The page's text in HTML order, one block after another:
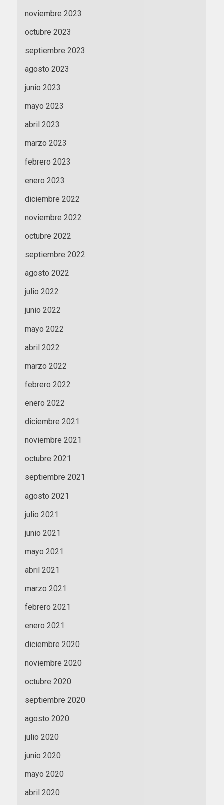
noviembre 2023
octubre 2023
septiembre 2023
agosto 2023
junio 2023
mayo 2023
abril 2023
marzo 2023
febrero 2023
enero 2023
diciembre 2022
noviembre 2022
octubre 2022
septiembre 2022
agosto 2022
julio 2022
junio 2022
mayo 2022
abril 2022
marzo 2022
febrero 2022
enero 2022
diciembre 2021
noviembre 2021
octubre 2021
septiembre 2021
agosto 2021
julio 2021
junio 2021
mayo 2021
abril 2021
marzo 2021
febrero 2021
enero 2021
diciembre 2020
noviembre 2020
octubre 2020
septiembre 2020
agosto 2020
julio 2020
junio 2020
mayo 2020
abril 2020